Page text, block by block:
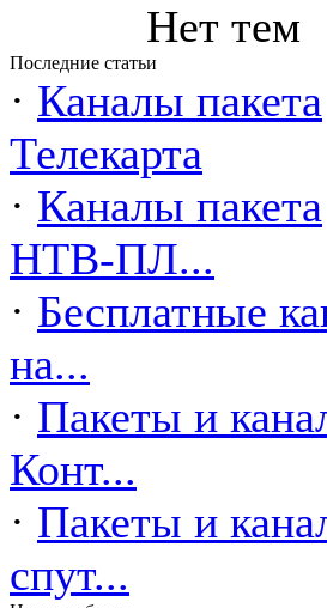
Нет тем
Последние статьи
· Каналы пакета
Телекарта
· Каналы пакета
НТВ-ПЛ...
· Бесплатные
на...
· Пакеты и
Конт...
· Пакеты и
спут...